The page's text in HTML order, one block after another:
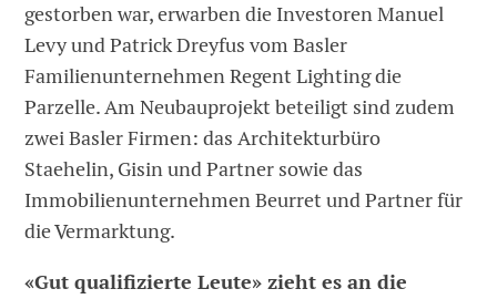
gestorben war, erwarben die Investoren Manuel
Levy und Patrick Dreyfus vom Basler
Familienunternehmen Regent Lighting die
Parzelle. Am Neubauprojekt beteiligt sind zudem
zwei Basler Firmen: das Architekturbüro
Staehelin, Gisin und Partner sowie das
Immobilienunternehmen Beurret und Partner für
die Vermarktung.
«Gut qualifizierte Leute» zieht es an die